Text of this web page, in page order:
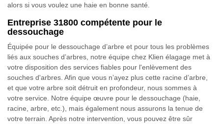
alors si vous voulez une haie en bonne santé.
Entreprise 31800 compétente pour le
dessouchage
Équipée pour le dessouchage d’arbre et pour tous les problèmes
liés aux souches d’arbres, notre équipe chez Klien élagage met à
votre disposition des services fiables pour l'enlèvement des
souches d'arbres. Afin que vous n’ayez plus cette racine d’arbre,
et que votre arbre soit détruit en profondeur, nous sommes à
votre service. Notre équipe œuvre pour le dessouchage (haie,
racine, arbre, etc.), mais également nous assurons la tenue de
votre terrain. Après notre intervention, vous pouvez être sûr